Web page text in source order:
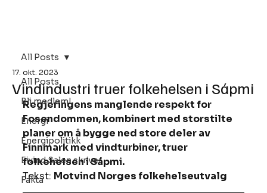
All Posts
Bli medlem!
Energi
Energipolitikk
Eivind Salen skriver
Fakta
All Posts
Vindindustri truer folkehelsen i Sápmi
17. okt. 2023
Regjeringens manglende respekt for
Fosendommen, kombinert med storstilte
planer om å bygge ned store deler av
Finnmark med vindturbiner, truer
folkehelsen i Sápmi.
Tekst: Motvind Norges folkehelseutvalg